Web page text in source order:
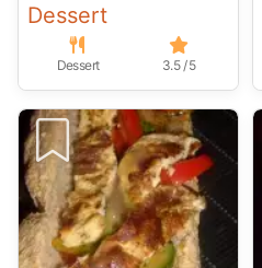
Dessert
Dessert 3.5 / 5